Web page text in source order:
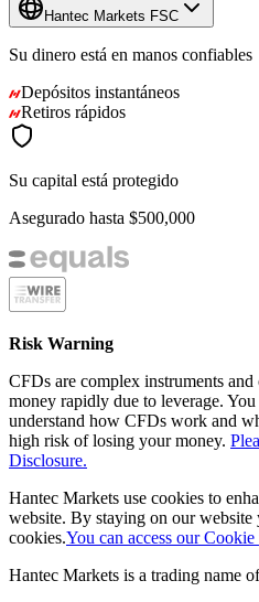
Hantec Markets FSC
Su dinero está en manos confiables
Depósitos instantáneos
Retiros rápidos
Su capital está protegido
Asegurado hasta $500,000
Risk Warning
CFDs are complex instruments
money rapidly due to leverage.
understand how CFDs work and
high risk of losing your money.
Disclosure.
Hantec Markets use cookies to
website. By staying on our website
cookies.You can access our
Hantec Markets is a trading name